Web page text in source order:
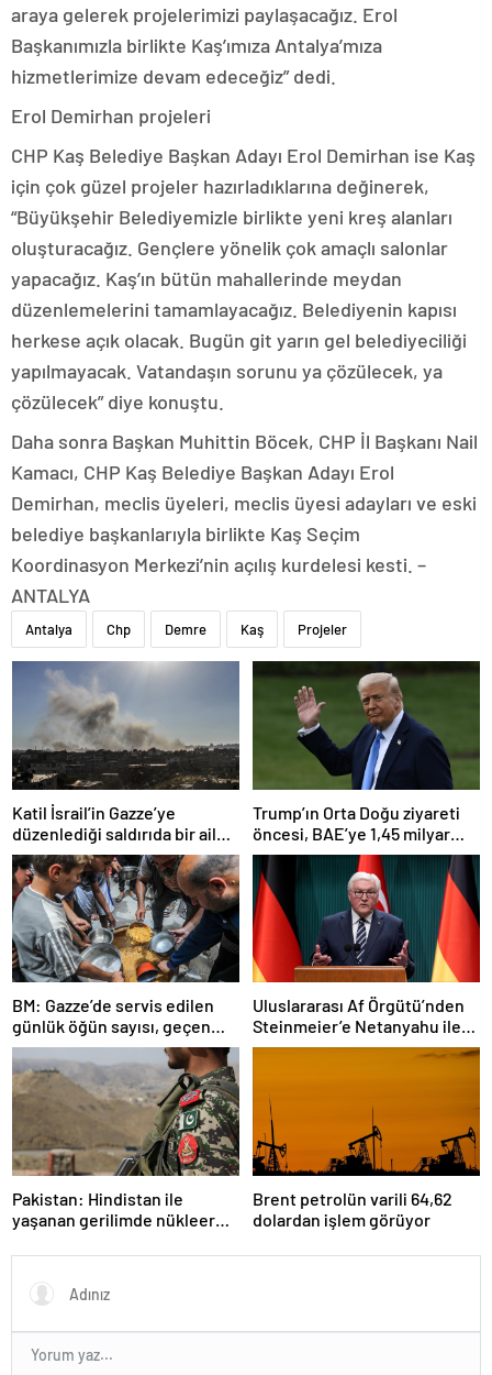
araya gelerek projelerimizi paylaşacağız. Erol
Başkanımızla birlikte Kaş’ımıza Antalya’mıza
hizmetlerimize devam edeceğiz” dedi.
Erol Demirhan projeleri
CHP Kaş Belediye Başkan Adayı Erol Demirhan ise Kaş
için çok güzel projeler hazırladıklarına değinerek,
“Büyükşehir Belediyemizle birlikte yeni kreş alanları
oluşturacağız. Gençlere yönelik çok amaçlı salonlar
yapacağız. Kaş’ın bütün mahallerinde meydan
düzenlemelerini tamamlayacağız. Belediyenin kapısı
herkese açık olacak. Bugün git yarın gel belediyeciliği
yapılmayacak. Vatandaşın sorunu ya çözülecek, ya
çözülecek” diye konuştu.
Daha sonra Başkan Muhittin Böcek, CHP İl Başkanı Nail
Kamacı, CHP Kaş Belediye Başkan Adayı Erol
Demirhan, meclis üyeleri, meclis üyesi adayları ve eski
belediye başkanlarıyla birlikte Kaş Seçim
Koordinasyon Merkezi’nin açılış kurdelesi kesti. –
ANTALYA
Antalya Chp Demre Kaş Projeler
Katil İsrail’in Gazze’ye
düzenlediği saldırıda bir aile
daha yok oldu
Trump’ın Orta Doğu ziyareti
öncesi, BAE’ye 1,45 milyar
dolarlık silah satışı teklifi
BM: Gazze’de servis edilen
günlük öğün sayısı, geçen
haftaya oranla yüzde 70
azaldı
Uluslararası Af Örgütü’nden
Steinmeier’e Netanyahu ile
görüşmemesi çağrısı
Pakistan: Hindistan ile
yaşanan gerilimde nükleer
Brent petrolün varili 64,62
dolardan işlem görüyor